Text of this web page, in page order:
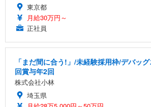
東京都
月給30万円～
正社員
「まだ間に合う!」/未経験採用枠/デバッ
回賞与年2回
株式会社小林
埼玉県